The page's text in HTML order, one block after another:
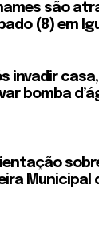
são
(8) em
invadir
bomba
Municipal